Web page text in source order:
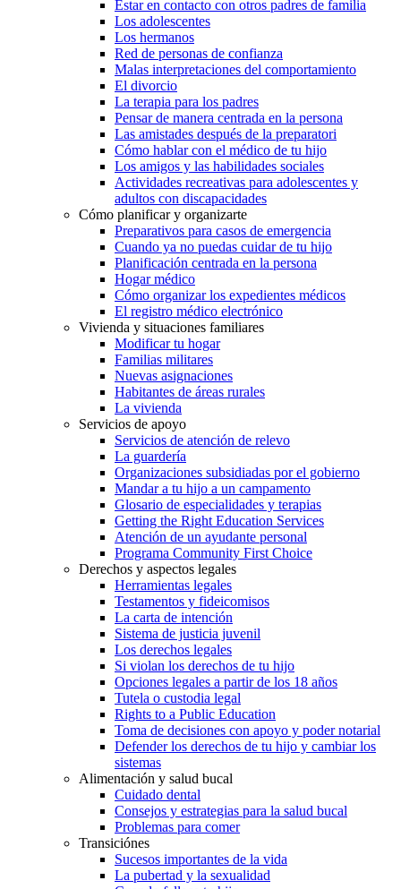
Estar en contacto con otros padres de familia
Los adolescentes
Los hermanos
Red de personas de confianza
Malas interpretaciones del comportamiento
El divorcio
La terapia para los padres
Pensar de manera centrada en la persona
Las amistades después de la preparatori
Cómo hablar con el médico de tu hijo
Los amigos y las habilidades sociales
Actividades recreativas para adolescentes y
adultos con discapacidades
Cómo planificar y organizarte
Preparativos para casos de emergencia
Cuando ya no puedas cuidar de tu hijo
Planificación centrada en la persona
Hogar médico
Cómo organizar los expedientes médicos
El registro médico electrónico
Vivienda y situaciones familiares
Modificar tu hogar
Familias militares
Nuevas asignaciones
Habitantes de áreas rurales
La vivienda
Servicios de apoyo
Servicios de atención de relevo
La guardería
Organizaciones subsidiadas por el gobierno
Mandar a tu hijo a un campamento
Glosario de especialidades y terapias
Getting the Right Education Services
Atención de un ayudante personal
Programa Community First Choice
Derechos y aspectos legales
Herramientas legales
Testamentos y fideicomisos
La carta de intención
Sistema de justicia juvenil
Los derechos legales
Si violan los derechos de tu hijo
Opciones legales a partir de los 18 años
Tutela o custodia legal
Rights to a Public Education
Toma de decisiones con apoyo y poder notarial
Defender los derechos de tu hijo y cambiar los
sistemas
Alimentación y salud bucal
Cuidado dental
Consejos y estrategias para la salud bucal
Problemas para comer
Transiciónes
Sucesos importantes de la vida
La pubertad y la sexualidad